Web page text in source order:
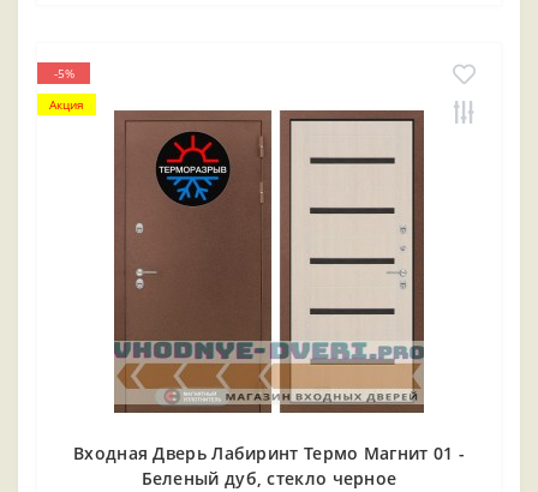
-5%
Акция
Входная Дверь Лабиринт Термо Магнит 01 -
Беленый дуб, стекло черное